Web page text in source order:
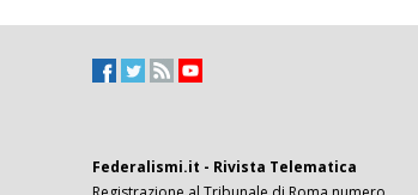
Federalismi.it - Rivista Telematica